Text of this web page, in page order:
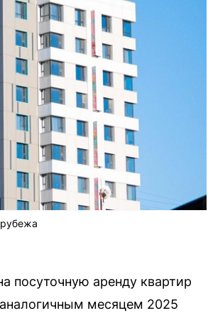
посуточную аренду квартир
месяцем 2025